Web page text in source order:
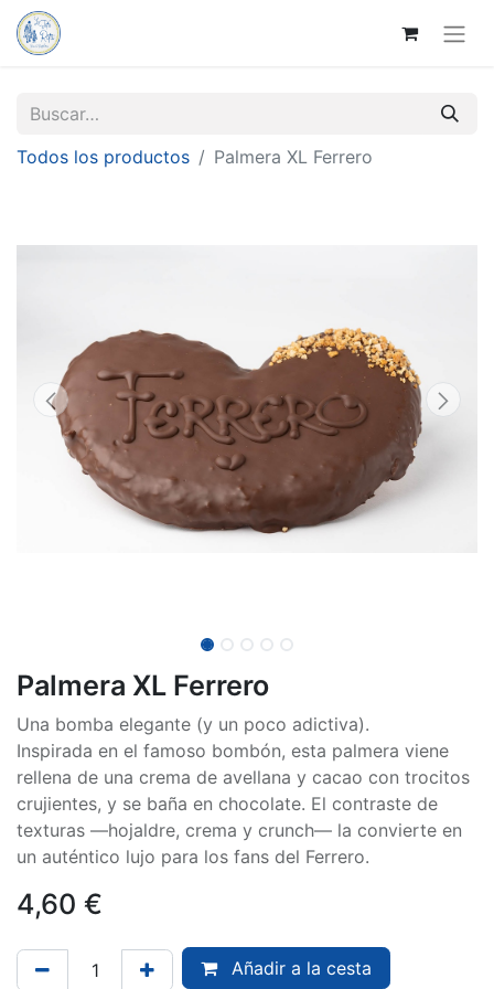
Todos los productos Palmera XL Ferrero
Palmera XL Ferrero
Una bomba elegante (y un poco adictiva).
Inspirada en el famoso bombón, esta palmera viene
rellena de una crema de avellana y cacao con trocitos
crujientes, y se baña en chocolate. El contraste de
texturas —hojaldre, crema y crunch— la convierte en
un auténtico lujo para los fans del Ferrero.
4,60 €
Añadir a la cesta